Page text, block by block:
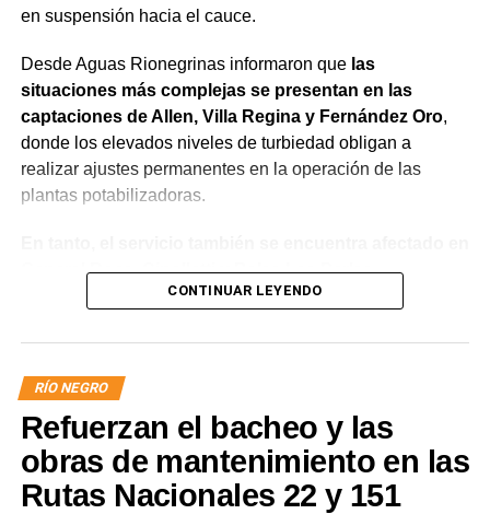
en suspensión hacia el cauce.
Desde Aguas Rionegrinas informaron que las
situaciones más complejas se presentan en las
captaciones de Allen, Villa Regina y Fernández Oro,
donde los elevados niveles de turbiedad obligan a
realizar ajustes permanentes en la operación de las
plantas potabilizadoras.
General Roca, Cipolletti y Balsa Las Perlas,
localidades donde podrían registrarse bajas de
trabaja para sostener la producción de agua potable.
Por otra parte, en Gral. E. Godoy se registran valores de
turbiedad cercanos a 80 NTU, mientras que en
Chichinales rondan los 10 NTU. En ambos casos, las
plantas continúan funcionando con monitoreo
permanente.
CONTINUAR LEYENDO
RÍO NEGRO
Refuerzan el bacheo y las
obras de mantenimiento en las
Rutas Nacionales 22 y 151